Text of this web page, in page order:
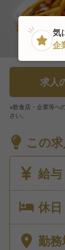
求人
※飲食店・企業等へ
さい。
この
給与
休日
勤
気
企